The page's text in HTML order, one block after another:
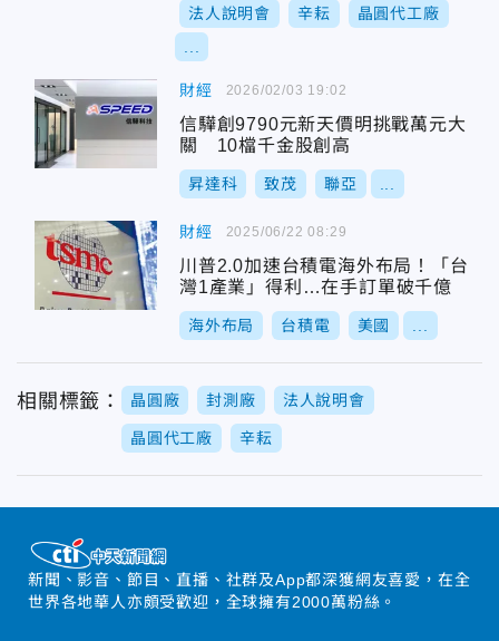
法人說明會 辛耘 晶圓代工廠
財經
信驊創9790元新天價明挑戰萬元大
關 10檔千金股創高
昇達科 致茂 聯亞
2026/02/03 19:02
財經
川普2.0加速台積電海外布局！「台
灣1產業」得利…在手訂單破千億
海外布局 台積電 美國
2025/06/22 08:29
相關標籤： 晶圓廠 封測廠 法人說明會
晶圓代工廠 辛耘
新聞、影音、節目、直播、社群及App都深獲網友喜愛，在全
世界各地華人亦頗受歡迎，全球擁有2000萬粉絲。